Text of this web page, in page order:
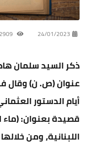
24/01/2023
ذكر السيد سلمان
عنوان (ص. ن) وقال
قصيدة بعنوان:
اللبنانية، ومن